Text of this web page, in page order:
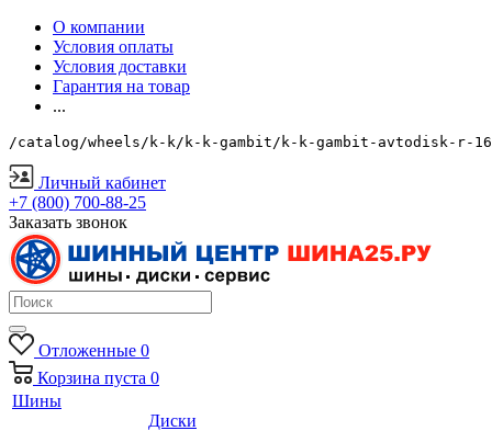
О компании
Условия оплаты
Условия доставки
Гарантия на товар
...
/catalog/wheels/k-k/k-k-gambit/k-k-gambit-avtodisk-r-
Личный кабинет
+7 (800) 700-88-25
Заказать звонок
Отложенные 0
Корзина пуста 0
Шины
Диски